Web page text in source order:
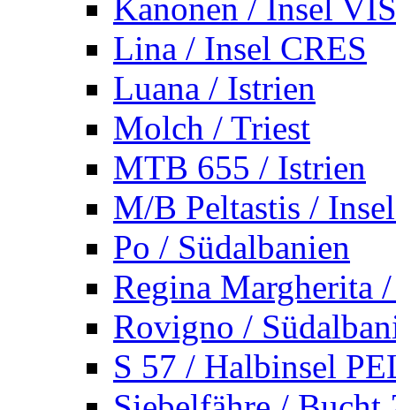
Kanonen / Insel VIS
Lina / Insel CRES
Luana / Istrien
Molch / Triest
MTB 655 / Istrien
M/B Peltastis /
Po / Südalbanien
Regina Margherita
Rovigno /
S 57 / Halbinsel